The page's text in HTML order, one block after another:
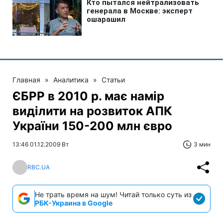
Главная » Аналитика » Статьи
ЄБРР в 2010 р. має намір
виділити на розвиток АПК
України 150-200 млн євро
13:46 01.12.2009 Вт 3 мин
RBC.UA
Не трать время на шум! Читай только суть из
РБК-Украина в Google